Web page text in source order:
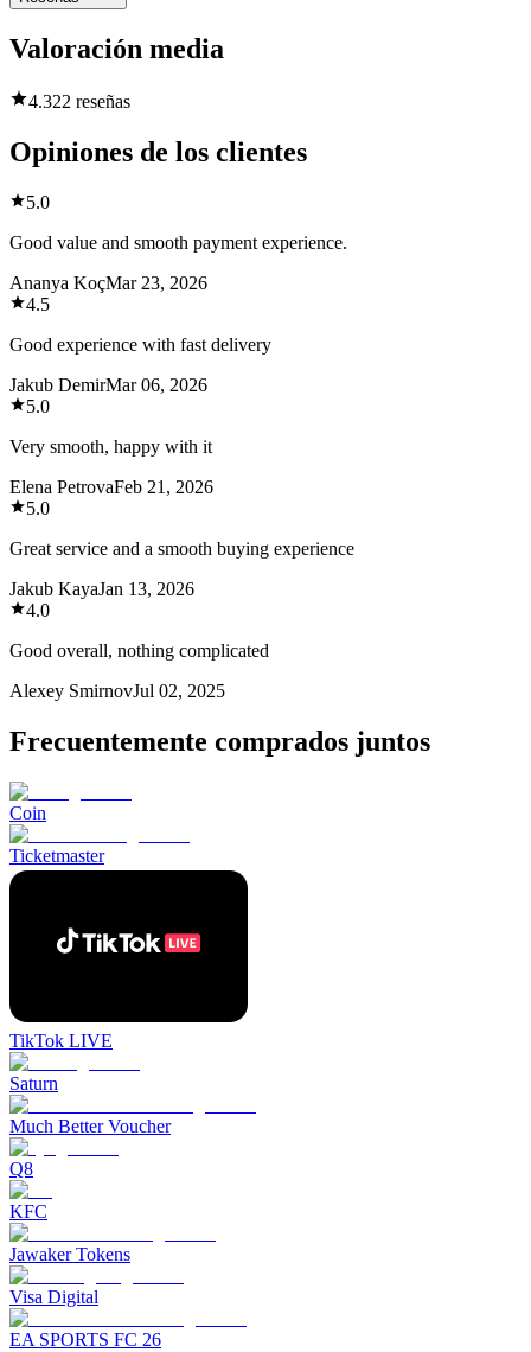
Valoración media
4.322 reseñas
Opiniones de los clientes
5.0
Good value and smooth payment experience.
Ananya KoçMar 23, 2026
4.5
Good experience with fast delivery
Jakub DemirMar 06, 2026
5.0
Very smooth, happy with it
Elena PetrovaFeb 21, 2026
5.0
Great service and a smooth buying experience
Jakub KayaJan 13, 2026
4.0
Good overall, nothing complicated
Alexey SmirnovJul 02, 2025
Frecuentemente comprados juntos
Coin
Ticketmaster
TikTok LIVE
Saturn
Much Better Voucher
Q8
KFC
Jawaker Tokens
Visa Digital
EA SPORTS FC 26